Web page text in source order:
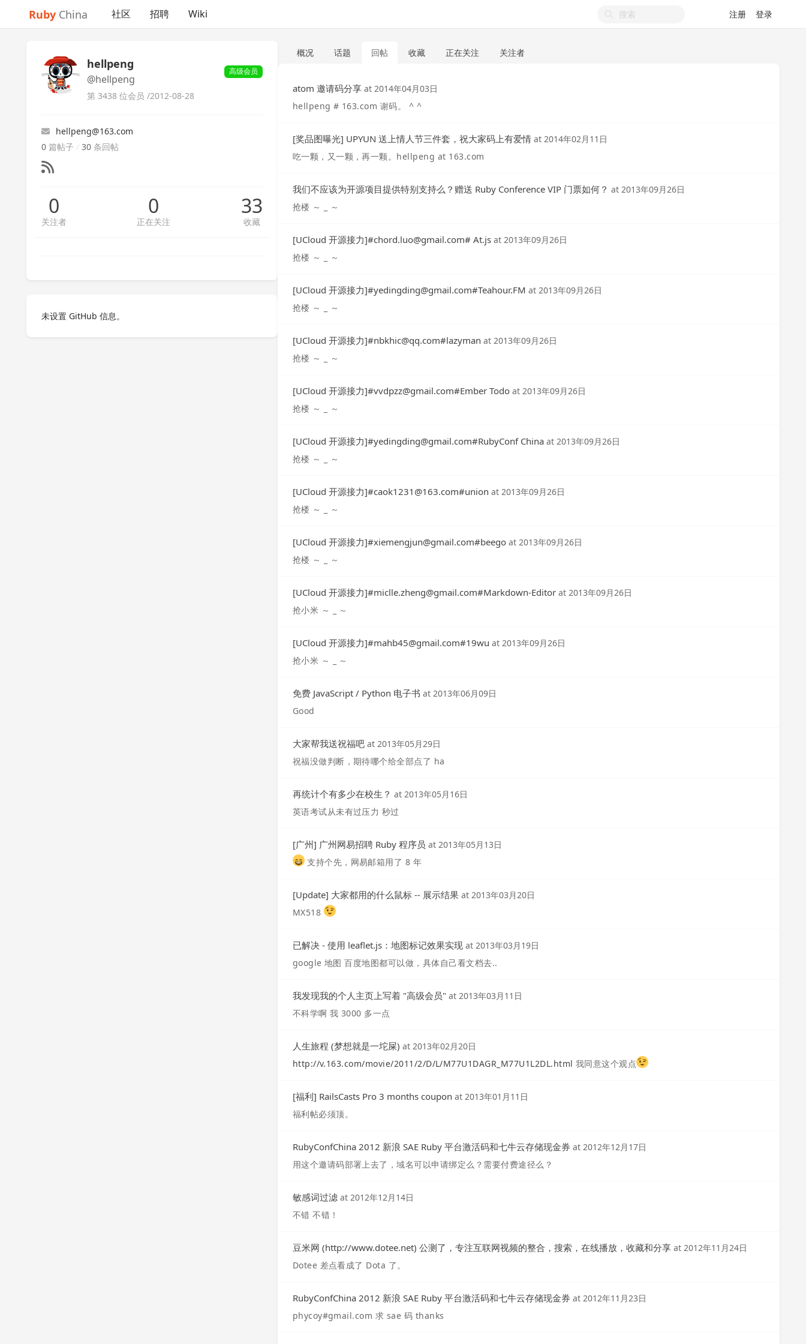
Ruby China 社区 招聘 Wiki 注册 登录
hellpeng
@hellpeng
高级会员
第 3438 位会员 /2012-08-28
hellpeng@163.com
0 篇帖子 / 30 条回帖
0
关注者
0
正在关注
33
收藏
未设置 GitHub 信息。
概况 话题 回帖 收藏 正在关注 关注者
atom 邀请码分享 at 2014年04月03日
hellpeng # 163.com 谢码。 ^ ^
[奖品图曝光] UPYUN 送上情人节三件套，祝大家码上有爱情 at 2014年02月11日
吃一颗，又一颗，再一颗。hellpeng at 163.com
我们不应该为开源项目提供特别支持么？赠送 Ruby Conference VIP 门票如何？ at 2013年09月26日
抢楼 ～ _ ～
[UCloud 开源接力]#chord.luo@gmail.com# At.js at 2013年09月26日
抢楼 ～ _ ～
[UCloud 开源接力]#yedingding@gmail.com#Teahour.FM at 2013年09月26日
抢楼 ～ _ ～
[UCloud 开源接力]#nbkhic@qq.com#lazyman at 2013年09月26日
抢楼 ～ _ ～
[UCloud 开源接力]#vvdpzz@gmail.com#Ember Todo at 2013年09月26日
抢楼 ～ _ ～
[UCloud 开源接力]#yedingding@gmail.com#RubyConf China at 2013年09月26日
抢楼 ～ _ ～
[UCloud 开源接力]#caok1231@163.com#union at 2013年09月26日
抢楼 ～ _ ～
[UCloud 开源接力]#xiemengjun@gmail.com#beego at 2013年09月26日
抢楼 ～ _ ～
[UCloud 开源接力]#miclle.zheng@gmail.com#Markdown-Editor at 2013年09月26日
抢小米 ～ _ ～
[UCloud 开源接力]#mahb45@gmail.com#19wu at 2013年09月26日
抢小米 ～ _ ～
免费 JavaScript / Python 电子书 at 2013年06月09日
Good
大家帮我送祝福吧 at 2013年05月29日
祝福没做判断，期待哪个给全部点了 ha
再统计个有多少在校生？ at 2013年05月16日
英语考试从未有过压力 秒过
[广州] 广州网易招聘 Ruby 程序员 at 2013年05月13日
支持个先，网易邮箱用了 8 年
[Update] 大家都用的什么鼠标 -- 展示结果 at 2013年03月20日
MX518
已解决 - 使用 leaflet.js：地图标记效果实现 at 2013年03月19日
google 地图 百度地图都可以做，具体自己看文档去..
我发现我的个人主页上写着 "高级会员" at 2013年03月11日
不科学啊 我 3000 多一点
人生旅程 (梦想就是一坨屎) at 2013年02月20日
http://v.163.com/movie/2011/2/D/L/M77U1DAGR_M77U1L2DL.html 我同意这个观点
[福利] RailsCasts Pro 3 months coupon at 2013年01月11日
福利帖必须顶。
RubyConfChina 2012 新浪 SAE Ruby 平台激活码和七牛云存储现金券 at 2012年12月17日
用这个邀请码部署上去了，域名可以申请绑定么？需要付费途径么？
敏感词过滤 at 2012年12月14日
不错 不错！
豆米网 (http://www.dotee.net) 公测了，专注互联网视频的整合，搜索，在线播放，收藏和分享 at 2012年11月24日
Dotee 差点看成了 Dota 了。
RubyConfChina 2012 新浪 SAE Ruby 平台激活码和七牛云存储现金券 at 2012年11月23日
phycoy#gmail.com 求 sae 码 thanks